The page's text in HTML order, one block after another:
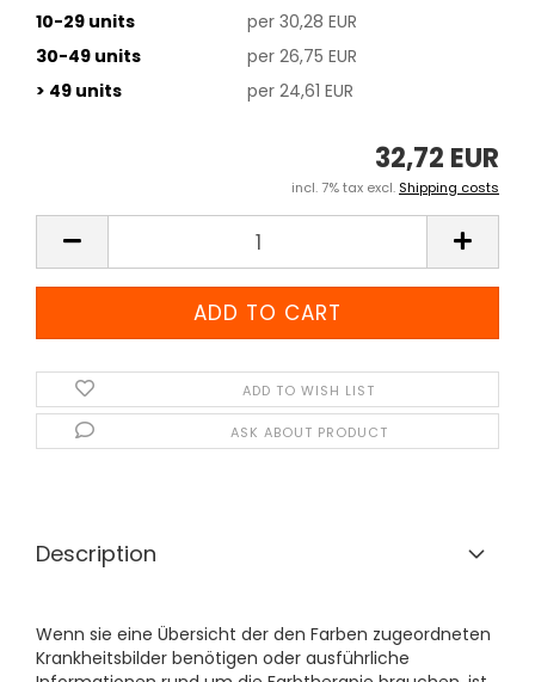
10-29 units
per 30,28 EUR
30-49 units
per 26,75 EUR
> 49 units
per 24,61 EUR
32,72 EUR
incl. 7% tax excl. Shipping costs
ADD TO WISH LIST
ASK ABOUT PRODUCT
Description
Wenn sie eine Übersicht der den Farben zugeordneten
Krankheitsbilder benötigen oder ausführliche